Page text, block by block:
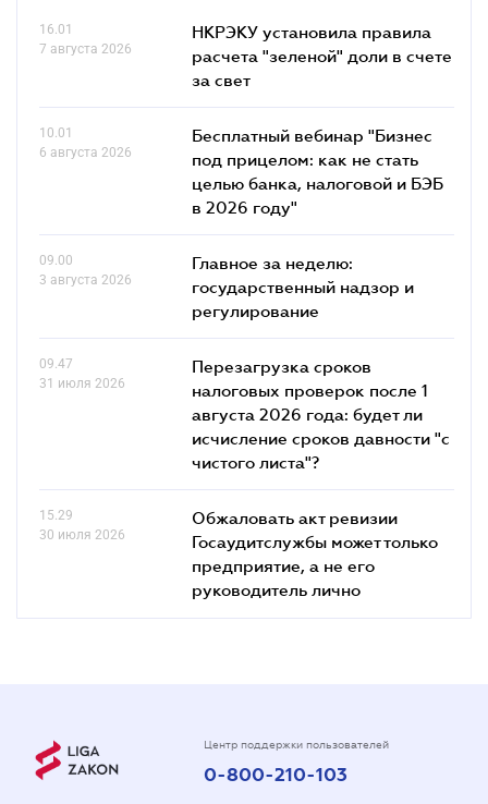
16.01
7 августа 2026
НКРЭКУ установила правила
расчета "зеленой" доли в счете
за свет
10.01
6 августа 2026
Бесплатный вебинар "Бизнес
под прицелом: как не стать
целью банка, налоговой и БЭБ
в 2026 году"
09.00
3 августа 2026
Главное за неделю:
государственный надзор и
регулирование
09.47
31 июля 2026
Перезагрузка сроков
налоговых проверок после 1
августа 2026 года: будет ли
исчисление сроков давности "с
чистого листа"?
15.29
30 июля 2026
Обжаловать акт ревизии
Госаудитслужбы может только
предприятие, а не его
руководитель лично
Центр поддержки пользователей
0-800-210-103